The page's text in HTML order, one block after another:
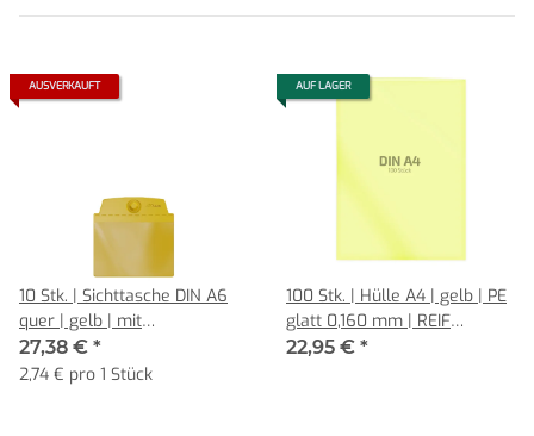
AUSVERKAUFT
10 Stk. | Sichttasche DIN A6
quer | gelb | mit
Supermagneten
27,38 € *
2,74 € pro 1 Stück
AUF LAGER
100 Stk. | Hülle A4 | gelb | PE
glatt 0,160 mm | REIF
Hamburg
22,95 € *